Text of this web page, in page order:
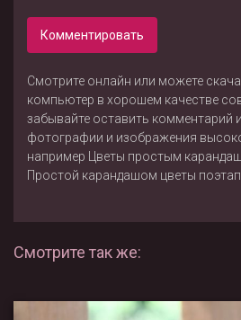
Комментировать
Смотрите онлайн или можете
компьютер в хорошем качестве
забывайте оставить комментарий
фотографии и изображения
например
Цветы простым
Простой карандашом цветы
Смотрите так же: